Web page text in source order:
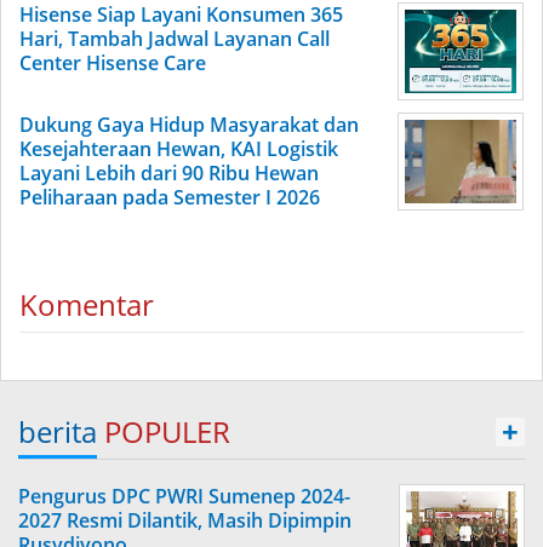
Hisense Siap Layani Konsumen 365
Hari, Tambah Jadwal Layanan Call
Center Hisense Care
Dukung Gaya Hidup Masyarakat dan
Kesejahteraan Hewan, KAI Logistik
Layani Lebih dari 90 Ribu Hewan
Peliharaan pada Semester I 2026
Komentar
berita POPULER +
Pengurus DPC PWRI Sumenep 2024-
2027 Resmi Dilantik, Masih Dipimpin